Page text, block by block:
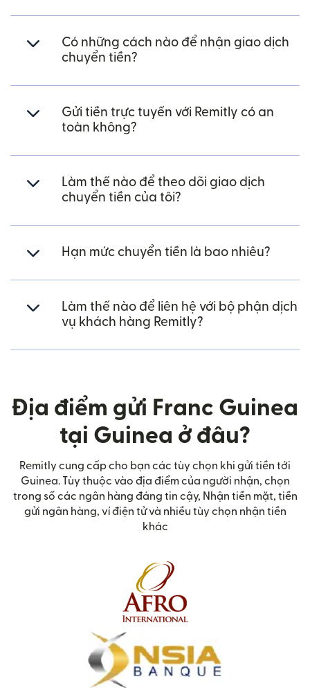
Có những cách nào để nhận giao dịch
chuyển tiền?
Gửi tiền trực tuyến với Remitly có an
toàn không?
Làm thế nào để theo dõi giao dịch
chuyển tiền của tôi?
Hạn mức chuyển tiền là bao nhiêu?
Làm thế nào để liên hệ với bộ phận dịch
vụ khách hàng Remitly?
Địa điểm gửi Franc Guinea
tại Guinea ở đâu?
Remitly cung cấp cho bạn các tùy chọn khi gửi tiền tới
Guinea. Tùy thuộc vào địa điểm của người nhận, chọn
trong số các ngân hàng đáng tin cậy, Nhận tiền mặt, tiền
gửi ngân hàng, ví điện tử và nhiều tùy chọn nhận tiền
khác